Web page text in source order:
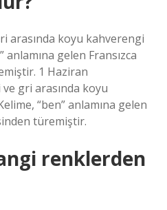
arasında koyu kahverengi
gelen Fransızca
1 Haziran
gri arasında koyu
“ben” anlamına gelen
türemiştir.
renklerden